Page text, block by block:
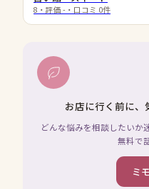
8 ・評価 - ・口コミ 0件
お店に行く前に、
どんな悩みを相談したいか
無料で
ミ